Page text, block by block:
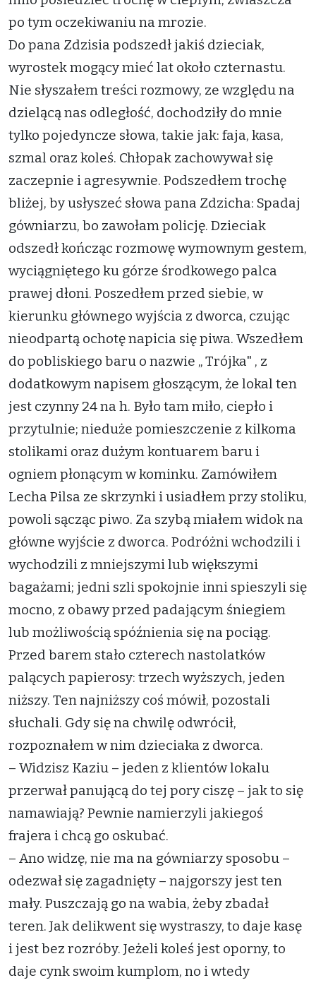
po tym oczekiwaniu na mrozie.
Do pana Zdzisia podszedł jakiś dzieciak,
wyrostek mogący mieć lat około czternastu.
Nie słyszałem treści rozmowy, ze względu na
dzielącą nas odległość, dochodziły do mnie
tylko pojedyncze słowa, takie jak: faja, kasa,
szmal oraz koleś. Chłopak zachowywał się
zaczepnie i agresywnie. Podszedłem trochę
bliżej, by usłyszeć słowa pana Zdzicha: Spadaj
gówniarzu, bo zawołam policję. Dzieciak
odszedł kończąc rozmowę wymownym gestem,
wyciągniętego ku górze środkowego palca
prawej dłoni. Poszedłem przed siebie, w
kierunku głównego wyjścia z dworca, czując
nieodpartą ochotę napicia się piwa. Wszedłem
do pobliskiego baru o nazwie „ Trójka" , z
dodatkowym napisem głoszącym, że lokal ten
jest czynny 24 na h. Było tam miło, ciepło i
przytulnie; nieduże pomieszczenie z kilkoma
stolikami oraz dużym kontuarem baru i
ogniem płonącym w kominku. Zamówiłem
Lecha Pilsa ze skrzynki i usiadłem przy stoliku,
powoli sącząc piwo. Za szybą miałem widok na
główne wyjście z dworca. Podróżni wchodzili i
wychodzili z mniejszymi lub większymi
bagażami; jedni szli spokojnie inni spieszyli się
mocno, z obawy przed padającym śniegiem
lub możliwością spóźnienia się na pociąg.
Przed barem stało czterech nastolatków
palących papierosy: trzech wyższych, jeden
niższy. Ten najniższy coś mówił, pozostali
słuchali. Gdy się na chwilę odwrócił,
rozpoznałem w nim dzieciaka z dworca.
– Widzisz Kaziu – jeden z klientów lokalu
przerwał panującą do tej pory ciszę – jak to się
namawiają? Pewnie namierzyli jakiegoś
frajera i chcą go oskubać.
– Ano widzę, nie ma na gówniarzy sposobu –
odezwał się zagadnięty – najgorszy jest ten
mały. Puszczają go na wabia, żeby zbadał
teren. Jak delikwent się wystraszy, to daje kasę
i jest bez rozróby. Jeżeli koleś jest oporny, to
daje cynk swoim kumplom, no i wtedy